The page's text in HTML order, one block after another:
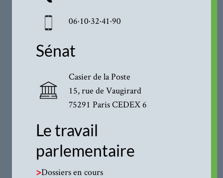
06·10·32·41·90
Sénat
Casier de la Poste
15, rue de Vaugirard
75291 Paris CEDEX 6
Le travail
parlementaire
>Dossiers en cours